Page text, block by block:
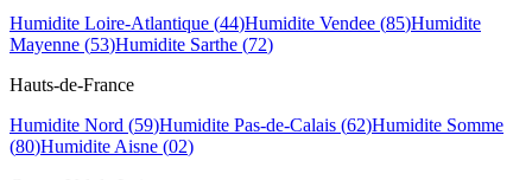
Humidite Loire-Atlantique (44)Humidite Vendee (85)Humidite
Mayenne (53)Humidite Sarthe (72)
Hauts-de-France
Humidite Nord (59)Humidite Pas-de-Calais (62)Humidite Somme
(80)Humidite Aisne (02)